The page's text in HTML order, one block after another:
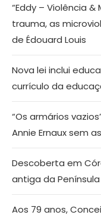
“Eddy – Violência
trauma, as
de Édouard Louis
Nova lei inclui
currículo da
“Os armários
Annie Ernaux sem
Descoberta em
antiga da
Aos 79 anos,